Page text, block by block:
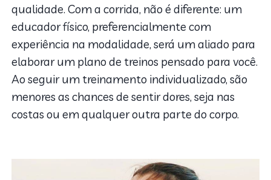
qualidade. Com a corrida, não é diferente: um
educador físico, preferencialmente com
experiência na modalidade, será um aliado para
elaborar um plano de treinos pensado para você.
Ao seguir um treinamento individualizado, são
menores as chances de sentir dores, seja nas
costas ou em qualquer outra parte do corpo.